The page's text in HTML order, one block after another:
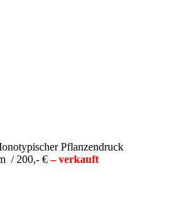
Pflanzendruck
/ 200,- €– verkauft